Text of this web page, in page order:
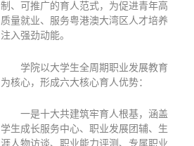
制、可推广的育人范式，为促进青年高
质量就业、服务粤港澳大湾区人才培养
注入强劲动能。
学院以大学生全周期职业发展教育
为核心，形成六大核心育人优势：
一是十大共建筑牢育人根基，涵盖
学生成长服务中心、职业发展团辅、生
涯人物访谈、职业能力评测、专属职业